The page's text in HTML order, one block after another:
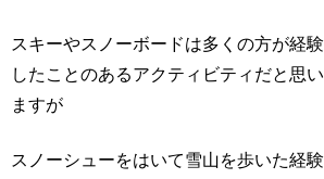
スキーやスノーボードは多くの方が経験
したことのあるアクティビティだと思い
ますが
スノーシューをはいて雪山を歩いた経験